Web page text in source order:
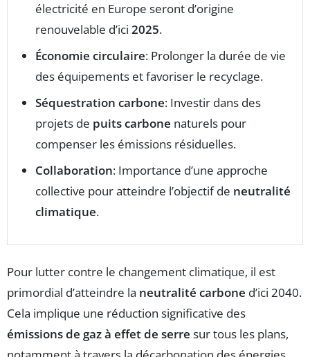
électricité en Europe seront d’origine
renouvelable d’ici 2025.
Économie circulaire: Prolonger la durée de vie
des équipements et favoriser le recyclage.
Séquestration carbone: Investir dans des
projets de puits carbone naturels pour
compenser les émissions résiduelles.
Collaboration: Importance d’une approche
collective pour atteindre l’objectif de neutralité
climatique.
Pour lutter contre le changement climatique, il est
primordial d’atteindre la neutralité carbone d’ici 2040.
Cela implique une réduction significative des
émissions de gaz à effet de serre sur tous les plans,